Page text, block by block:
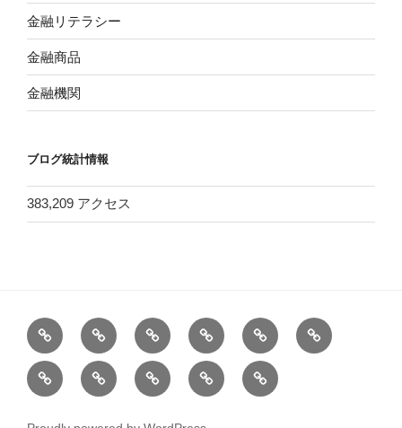
金融リテラシー
金融商品
金融機関
ブログ統計情報
383,209 アクセス
ホ
ー
ム
バ
ン
ガ
ー
＜
改
訂
版
＞
＜
改
訂
版
膨
大
す
る
健
康、
1
年
三
井
プ
ロ
お
問
注
意